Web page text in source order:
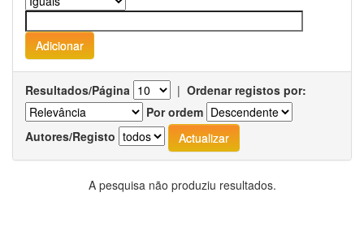
Resultados/Página | Ordenar registos por:
Por ordem
Autores/Registo
A pesquisa não produziu resultados.